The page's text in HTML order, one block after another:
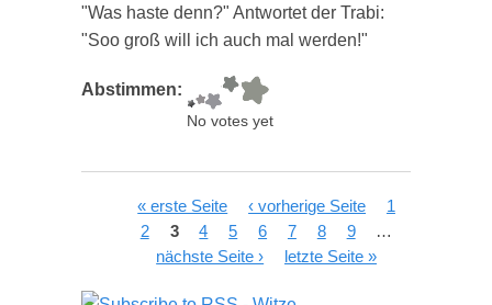
"Was haste denn?" Antwortet der Trabi:
"Soo groß will ich auch mal werden!"
Abstimmen:
No votes yet
Seiten« erste Seite ‹ vorherige Seite
1
2
3 4 5 6 7 8 9
…
nächste Seite ›
letzte Seite »